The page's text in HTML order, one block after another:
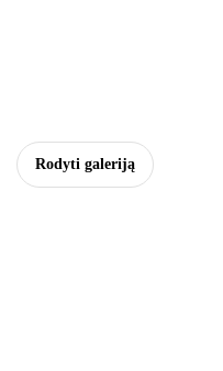
Rodyti galeriją